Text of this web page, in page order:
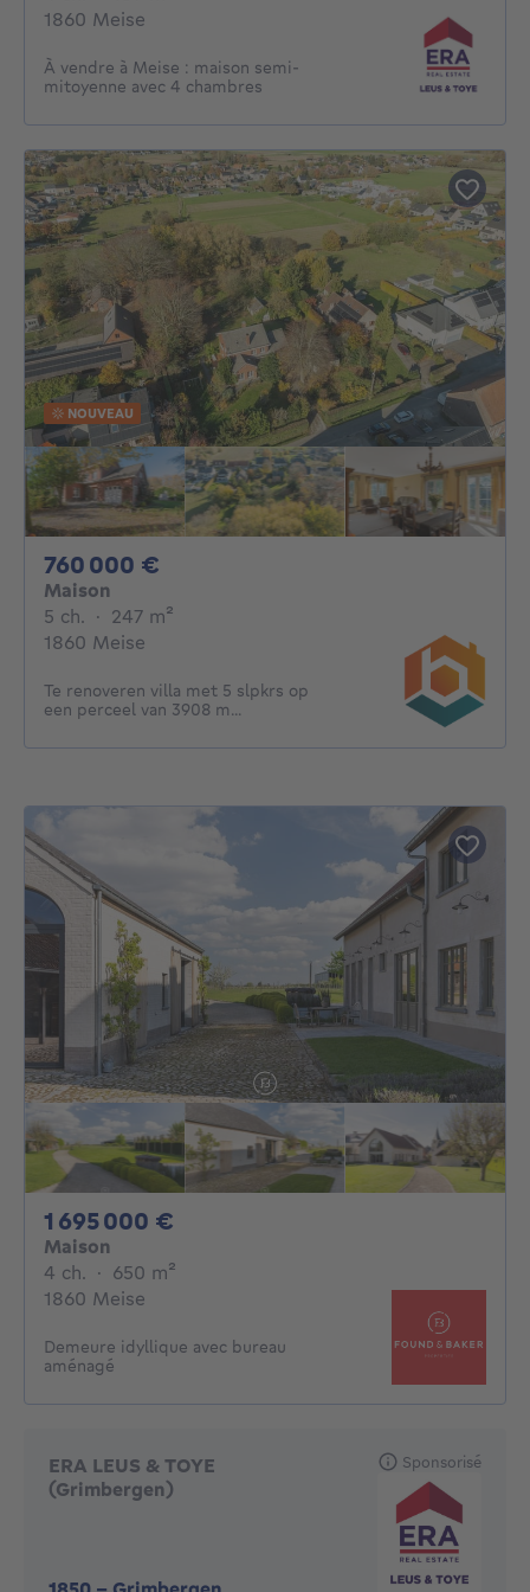
1860 Meise
À vendre à Meise : maison semi-
mitoyenne avec 4 chambres
NOUVEAU
760 000 €
Maison
5 ch. 5 chambres
· 247 m²
1860 Meise
Te renoveren villa met 5 slpkrs op
een perceel van 3908 m...
1 695 000 €
Maison
4 ch. 4 chambres
· 650 m²
1860 Meise
Demeure idyllique avec bureau
aménagé
ERA LEUS & TOYE
(Grimbergen)
Sponsorisé